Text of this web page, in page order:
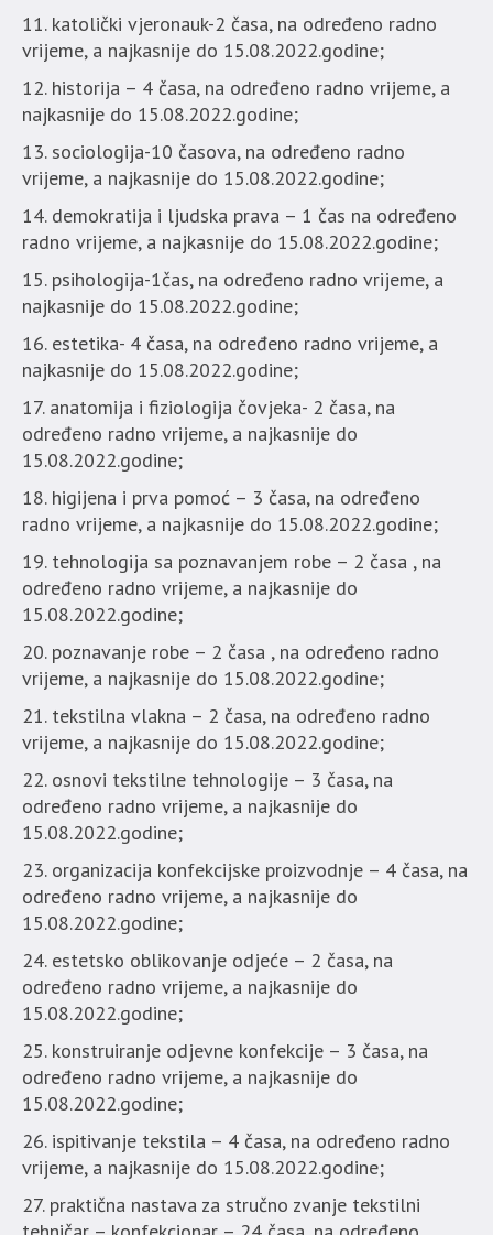
katolički vjeronauk-2 časa, na određeno radno
vrijeme, a najkasnije do 15.08.2022.godine;
historija – 4 časa, na određeno radno vrijeme, a
najkasnije do 15.08.2022.godine;
sociologija-10 časova, na određeno radno
vrijeme, a najkasnije do 15.08.2022.godine;
demokratija i ljudska prava – 1 čas na određeno
radno vrijeme, a najkasnije do 15.08.2022.godine;
psihologija-1čas, na određeno radno vrijeme, a
najkasnije do 15.08.2022.godine;
estetika- 4 časa, na određeno radno vrijeme, a
najkasnije do 15.08.2022.godine;
anatomija i fiziologija čovjeka- 2 časa, na
određeno radno vrijeme, a najkasnije do
15.08.2022.godine;
higijena i prva pomoć – 3 časa, na određeno
radno vrijeme, a najkasnije do 15.08.2022.godine;
tehnologija sa poznavanjem robe – 2 časa , na
određeno radno vrijeme, a najkasnije do
15.08.2022.godine;
poznavanje robe – 2 časa , na određeno radno
vrijeme, a najkasnije do 15.08.2022.godine;
tekstilna vlakna – 2 časa, na određeno radno
vrijeme, a najkasnije do 15.08.2022.godine;
osnovi tekstilne tehnologije – 3 časa, na
određeno radno vrijeme, a najkasnije do
15.08.2022.godine;
organizacija konfekcijske proizvodnje – 4 časa, na
određeno radno vrijeme, a najkasnije do
15.08.2022.godine;
estetsko oblikovanje odjeće – 2 časa, na
određeno radno vrijeme, a najkasnije do
15.08.2022.godine;
konstruiranje odjevne konfekcije – 3 časa, na
određeno radno vrijeme, a najkasnije do
15.08.2022.godine;
ispitivanje tekstila – 4 časa, na određeno radno
vrijeme, a najkasnije do 15.08.2022.godine;
praktična nastava za stručno zvanje tekstilni